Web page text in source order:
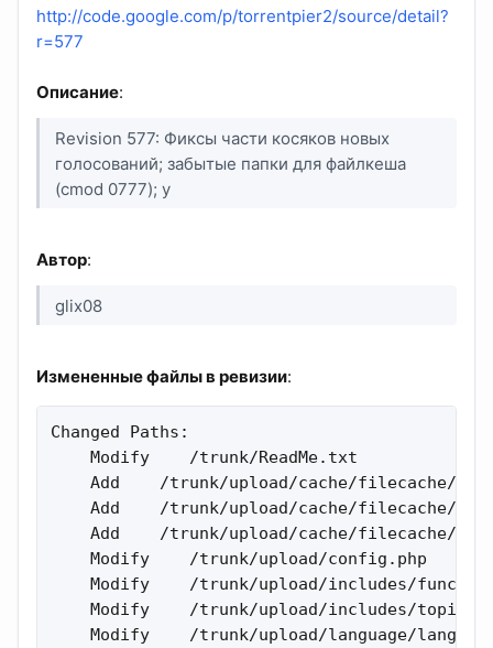
http://code.google.com/p/torrentpier2/source/detail?
r=577
Описание:
Revision 577: Фиксы части косяков новых
голосований; забытые папки для файлкеша
(cmod 0777); у
Автор:
glix08
Измененные файлы в ревизии:
Changed Paths:
    Modify    /trunk/ReadMe.txt
Add    /trunk/upload/cache/filecache/
Add    /trunk/upload/cache/filecache/
Add    /trunk/upload/cache/filecache/
    Modify    /trunk/upload/config.php
Modify    /trunk/upload/includes/
Modify    /trunk/upload/includes/
Modify    /trunk/upload/language/